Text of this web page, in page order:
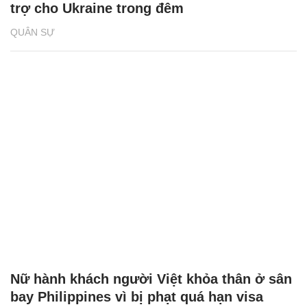
QUÂN SỰ
trợ cho Ukraine trong đêm
Nữ hành khách người Việt khỏa thân ở sân
bay Philippines vì bị phạt quá hạn visa